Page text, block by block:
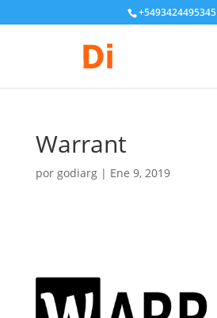
+5493424495345
Warrant
por godiarg| Ene 9, 2019